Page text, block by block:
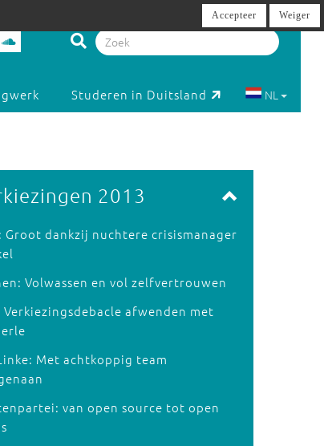
Studeren in Duitsland NL
2013
Groot dankzij nuchtere crisismanager
Volwassen en vol zelfvertrouwen
Verkiezingsdebacle afwenden met
Met achtkoppig team
van open source tot open
Accepteer Weiger